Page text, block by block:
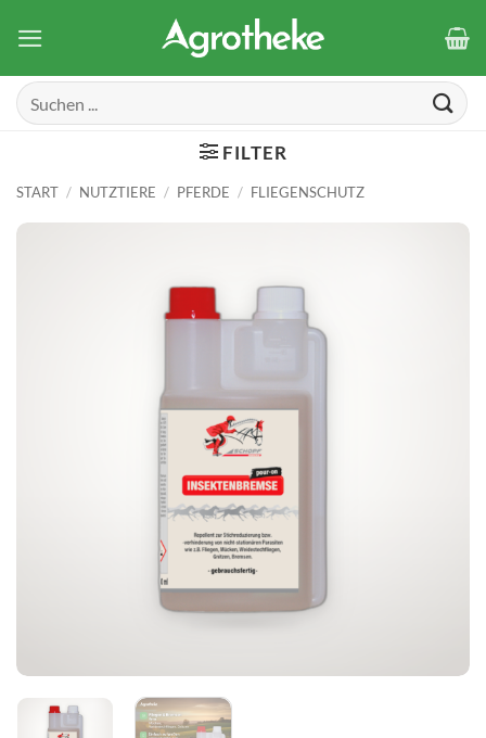
Inhalt
Suchen
nach:
FILTER
START / NUTZTIERE / PFERDE / FLIEGENSCHUTZ